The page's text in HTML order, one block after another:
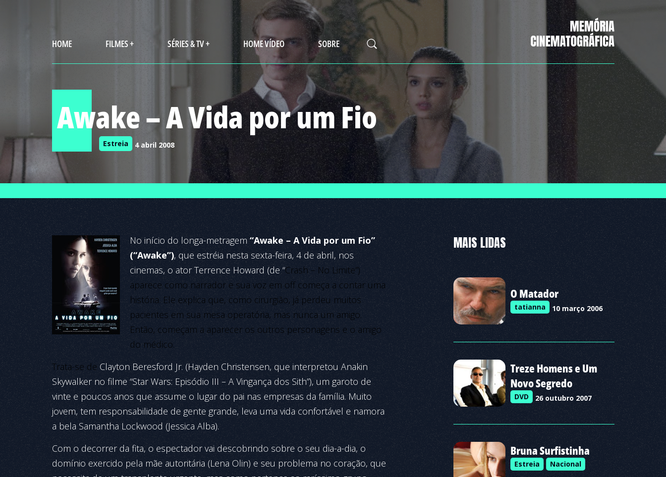
HOME FILMES + SÉRIES & TV + HOME VÍDEO SOBRE
Awake – A Vida por um Fio
Estreia 4 abril 2008
No início do longa-metragem“Awake – A Vida por um Fio”
(“Awake”), que estréia nesta sexta-feira, 4 de abril, nos
cinemas, o ator Terrence Howard (de “Crash – No Limite”)
aparece como narrador e sua voz em off começa a contar uma
história. Ele explica que, como cirurgião, já perdeu muitos
pacientes em sua mesa operatória, mas nunca um amigo.
Então, começam a aparecer os outros personagens e o amigo
do médico.
Trata-se de Clayton Beresford Jr. (Hayden Christensen, que interpretou Anakin
Skywalker no filme “Star Wars: Episódio III – A Vingança dos Sith”), um garoto de
vinte e poucos anos que assume o lugar do pai nas empresas da família. Muito
jovem, tem responsabilidade de gente grande, leva uma vida confortável e namora
a bela Samantha Lockwood (Jessica Alba).
Com o decorrer da fita, o espectador vai descobrindo sobre o seu dia-a-dia, o
domínio exercido pela mãe autoritária (Lena Olin) e seu problema no coração, que
MAIS LIDAS
O Matador
tatianna 10 março 2006
Treze Homens e Um
Novo Segredo
DVD 26 outubro 2007
Bruna Surfistinha
Estreia
Nacional